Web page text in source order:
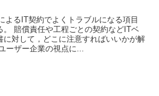
よるIT契約でよくトラブルになる項目
。 賠償責任や工程ごとの契約などITベ
に対して，どこに注意すればいいかが解
ーザー企業の視点に...